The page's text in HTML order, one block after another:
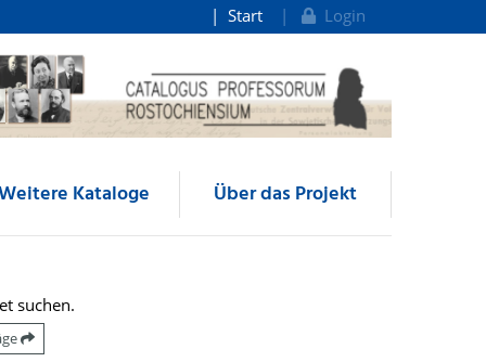
Start Login
Kataloge Über das Projekt
suchen.